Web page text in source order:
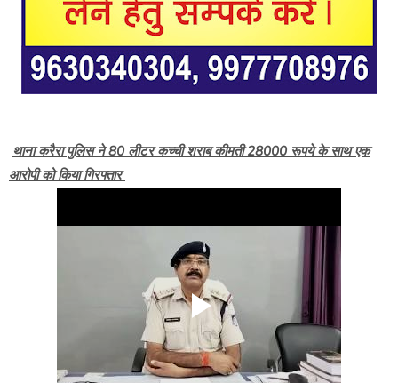
थाना करैरा पुलिस ने 80 लीटर कच्ची शराब कीमती 28000 रूपये के साथ एक
आरोपी को किया गिरफ्तार